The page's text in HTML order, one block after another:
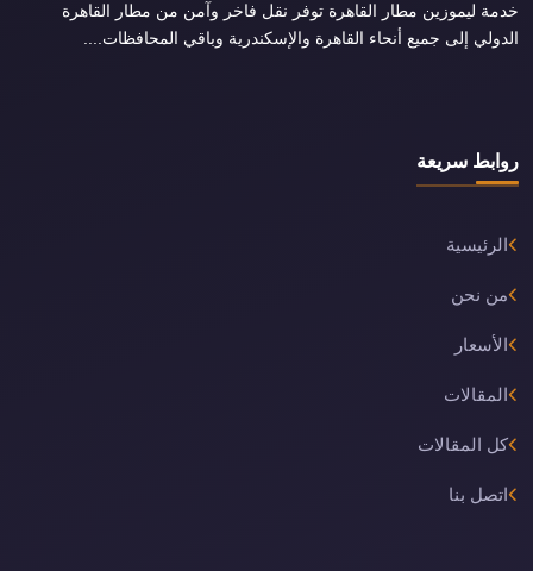
خدمة ليموزين مطار القاهرة توفر نقل فاخر وآمن من مطار القاهرة
الدولي إلى جميع أنحاء القاهرة والإسكندرية وباقي المحافظات....
روابط سريعة
الرئيسية
من نحن
الأسعار
المقالات
كل المقالات
اتصل بنا